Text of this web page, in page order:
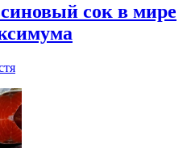
сок в мире